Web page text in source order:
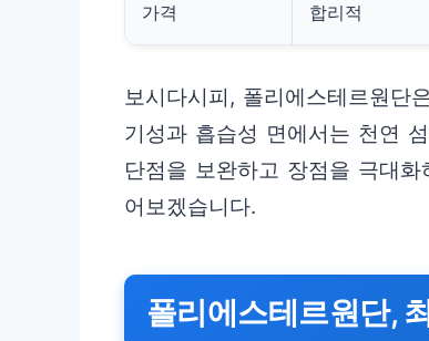
가격 합리적
보시다시피, 폴리에스테르원단
기성과 흡습성 면에서는 천연
단점을 보완하고 장점을 극대
어보겠습니다.
폴리에스테르원단,